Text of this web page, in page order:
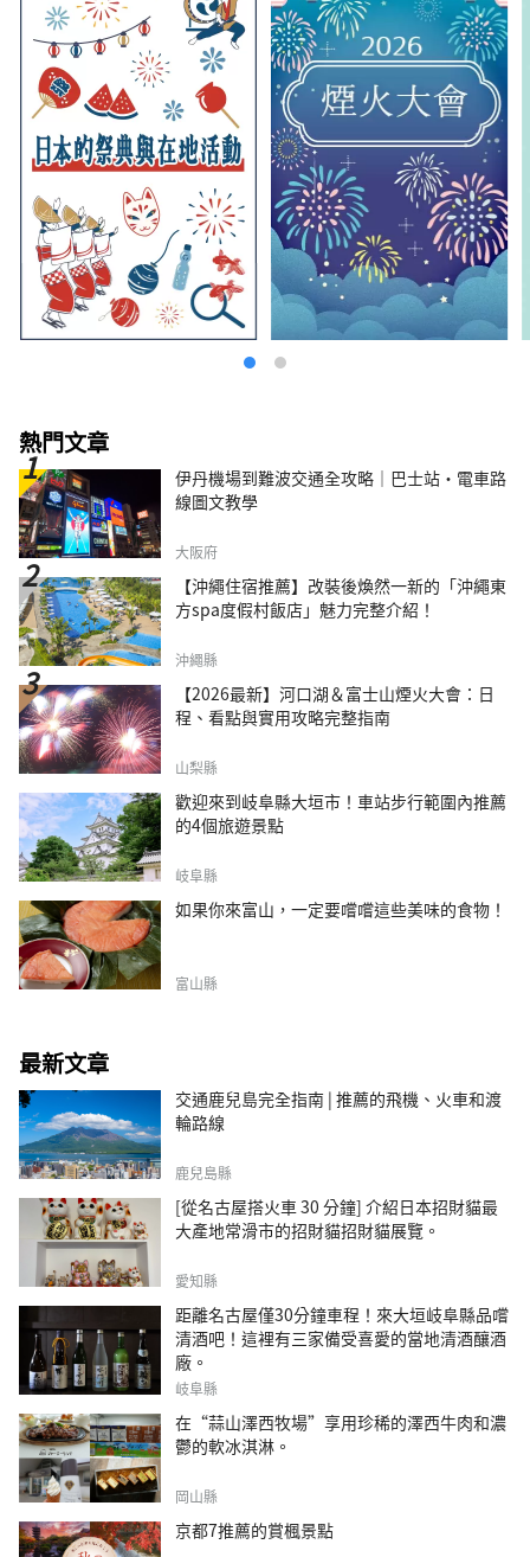
熱門文章
伊丹機場到難波交通全攻略｜巴士站・電車路
線圖文教學
大阪府
【沖繩住宿推薦】改裝後煥然一新的「沖繩東
方spa度假村飯店」魅力完整介紹！
沖繩縣
【2026最新】河口湖＆富士山煙火大會：日
程、看點與實用攻略完整指南
山梨縣
歡迎來到岐阜縣大垣市！車站步行範圍內推薦
的4個旅遊景點
岐阜縣
如果你來富山，一定要嚐嚐這些美味的食物！
富山縣
最新文章
交通鹿兒島完全指南 | 推薦的飛機、火車和渡
輪路線
鹿兒島縣
[從名古屋搭火車 30 分鐘] 介紹日本招財貓最
大產地常滑市的招財貓招財貓展覽。
愛知縣
距離名古屋僅30分鐘車程！來大垣岐阜縣品嚐
清酒吧！這裡有三家備受喜愛的當地清酒釀酒
廠。
岐阜縣
在“蒜山澤西牧場”享用珍稀的澤西牛肉和濃
鬱的軟冰淇淋。
岡山縣
京都7推薦的賞楓景點